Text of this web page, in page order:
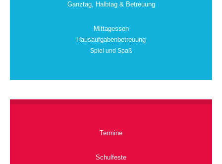
Ganztag, Halbtag & Betreuung
Mittagessen
Hausaufgabenbetreuung
Spiel und Spaß
Termine
Schulfeste